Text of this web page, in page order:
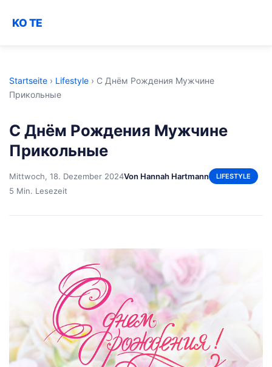
KO TE
Startseite › Lifestyle › С Днём Рождения Мужчине
Прикольные
С Днём Рождения Мужчине
Прикольные
Mittwoch, 18. Dezember 2024Von Hannah Hartmann LIFESTYLE
5 Min. Lesezeit